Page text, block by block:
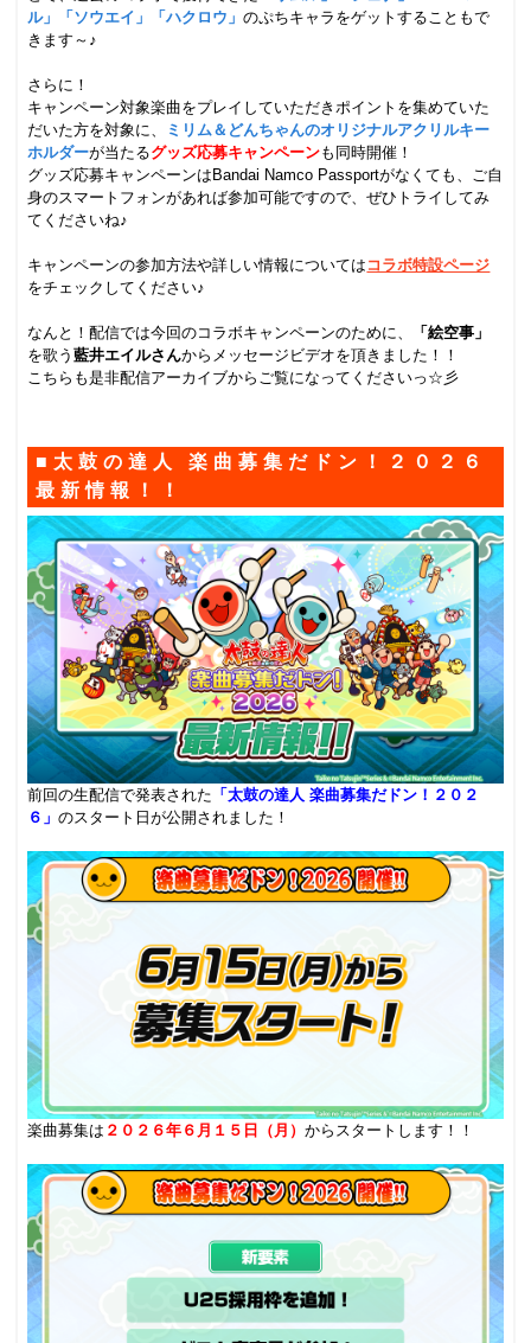
ル」「ソウエイ」「ハクロウ」のぷちキャラをゲットすることもで
きます～♪
さらに！
キャンペーン対象楽曲をプレイしていただきポイントを集めていた
だいた方を対象に、
ミリム＆どんちゃんのオリジナルアクリルキー
ホルダーが当たるグッズ応募キャンペーンも同時開催！
グッズ応募キャンペーンはBandai Namco Passportがなくても、ご自
身のスマートフォンがあれば参加可能ですので、ぜひトライしてみ
てくださいね♪
キャンペーンの参加方法や詳しい情報については コラボ特設ページ
をチェックしてください♪
なんと！配信では今回のコラボキャンペーンのために、
「絵空事」
を歌う藍井エイルさんからメッセージビデオを頂きました！！
こちらも是非配信アーカイブからご覧になってくださいっ☆彡
■太鼓の達人 楽曲募集だドン！２０２６
最新情報！！
前回の生配信で発表された 「太鼓の達人 楽曲募集だドン！２０２
６」のスタート日が公開されました！
楽曲募集は ２０２６年６月１５日（月）からスタートします！！